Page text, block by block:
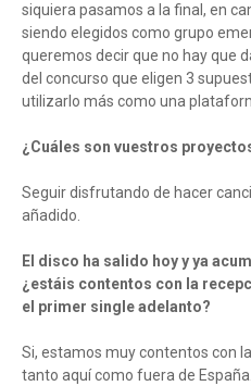
siquiera pasamos a la final, en
siendo elegidos como grupo
queremos decir que no hay que
del concurso que eligen 3
utilizarlo más como una
¿Cuáles son vuestros
Seguir disfrutando de hacer
añadido.
El disco ha salido hoy y ya
¿estáis contentos con la
el primer single adelanto?
Si, estamos muy contentos con
tanto aquí como fuera de España.